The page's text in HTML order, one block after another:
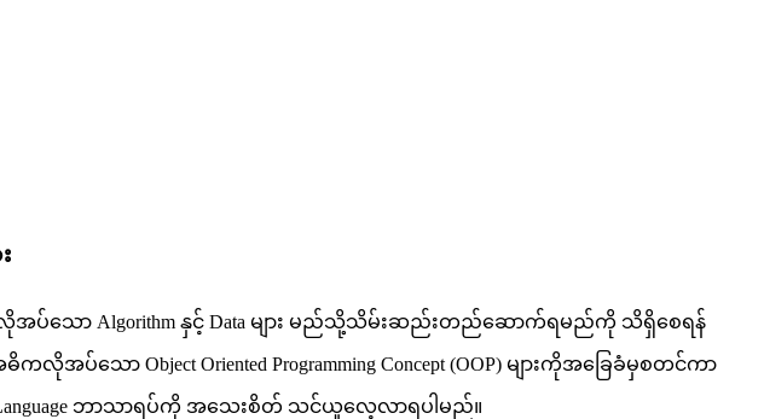
ာတွင် လိုအပ်သော Algorithm နှင့် Data များ မည်သို့သိမ်းဆည်းတည်ဆောက်ရမည်ကို သိရှိစေရန်
ပ်သော Object Oriented Programming Concept (OOP) များကိုအခြေခံမှစတင်ကာ
Language ဘာသာရပ်ကို အသေးစိတ် သင်ယူလေ့လာရပါမည်။